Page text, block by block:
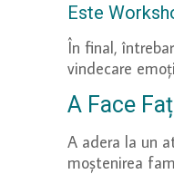
Este
În final,
vindecare
A Face
A adera la un
moștenirea